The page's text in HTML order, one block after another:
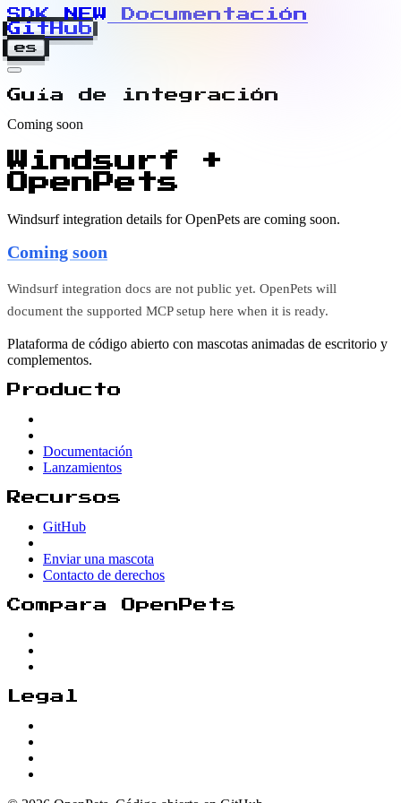
SDK N E W
Documentación
GitHub
es
Guía de integración
Coming soon
Windsurf +
OpenPets
Windsurf integration details for OpenPets are coming soon.
Coming soon
Windsurf integration docs are not public yet. OpenPets will
document the supported MCP setup here when it is ready.
Plataforma de código abierto con mascotas animadas de escritorio y
complementos.
Producto
Documentación
Lanzamientos
Recursos
GitHub
Enviar una mascota
Contacto de derechos
Compara OpenPets
Legal